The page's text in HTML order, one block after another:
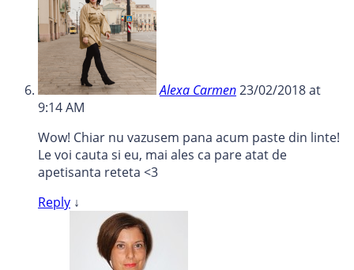
Alexa Carmen23/02/2018 at
9:14 AM
Wow! Chiar nu vazusem pana acum paste din linte!
Le voi cauta si eu, mai ales ca pare atat de
apetisanta reteta <3
Reply ↓